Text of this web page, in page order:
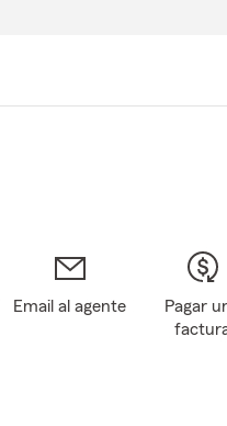
Email al agente
Pagar